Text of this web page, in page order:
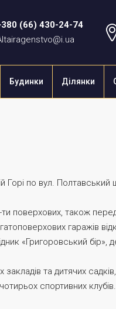
(66) 430-24-74
Будинки Ділянки
по вул. Полтавський
поверхових, також
гаражів
«Григоровський бір»,
та дитячих
спортивних клубів.